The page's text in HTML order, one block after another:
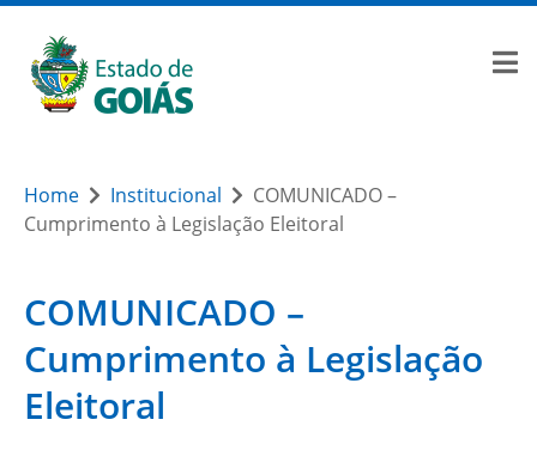
Home Institucional
COMUNICADO –
Cumprimento à Legislação Eleitoral
COMUNICADO –
Cumprimento à Legislação
Eleitoral